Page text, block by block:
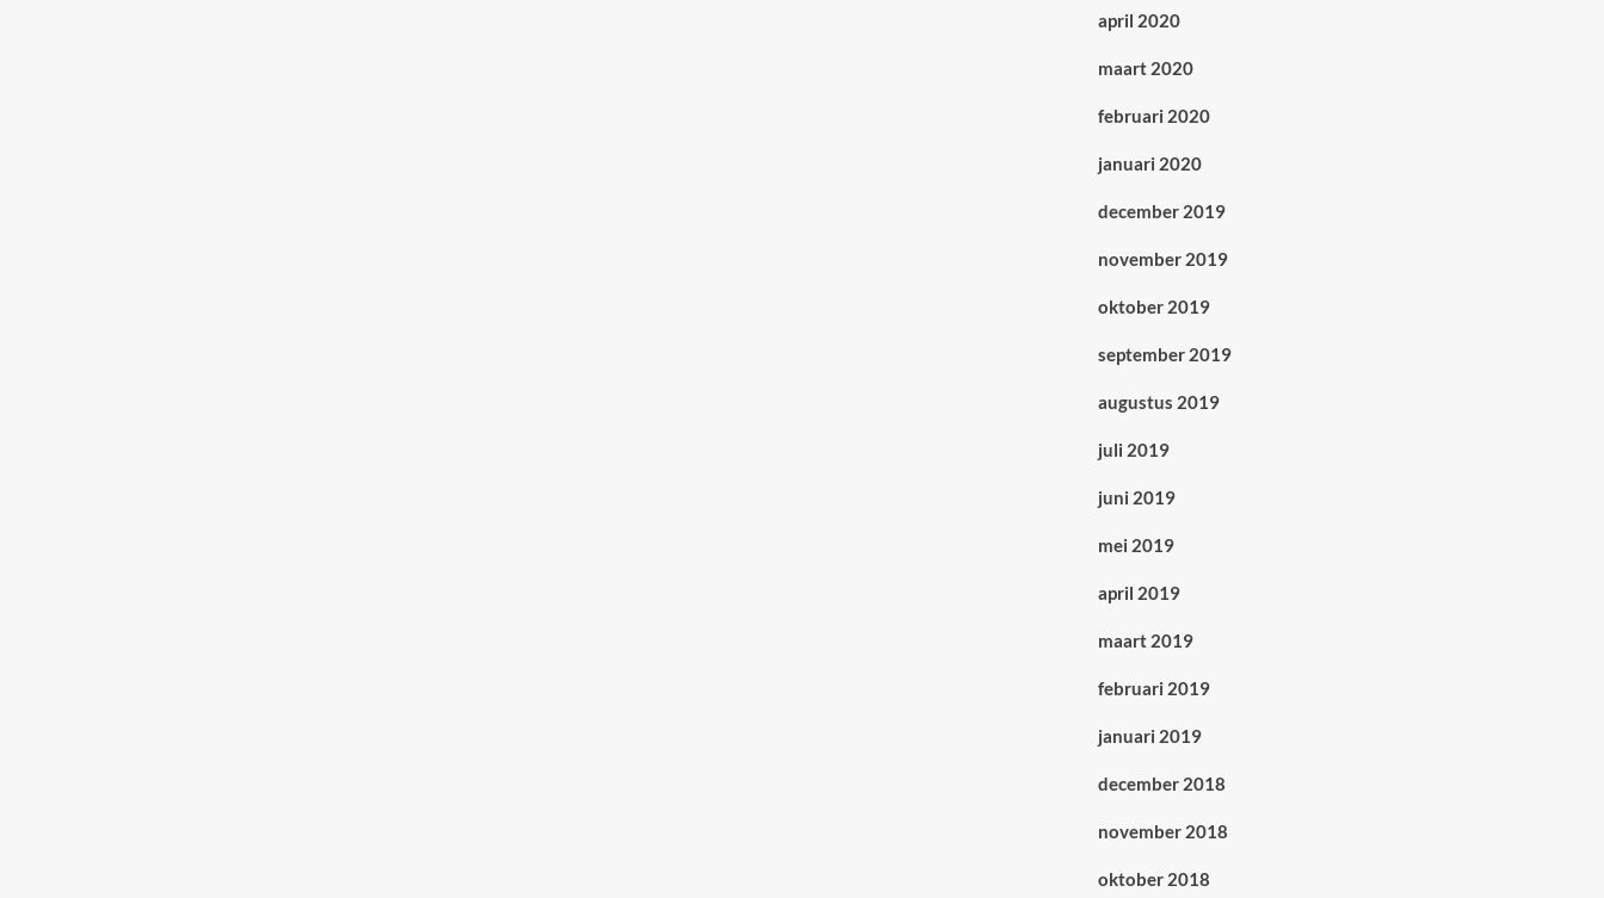
april 2020
maart 2020
februari 2020
januari 2020
december 2019
november 2019
oktober 2019
september 2019
augustus 2019
juli 2019
juni 2019
mei 2019
april 2019
maart 2019
februari 2019
januari 2019
december 2018
november 2018
oktober 2018